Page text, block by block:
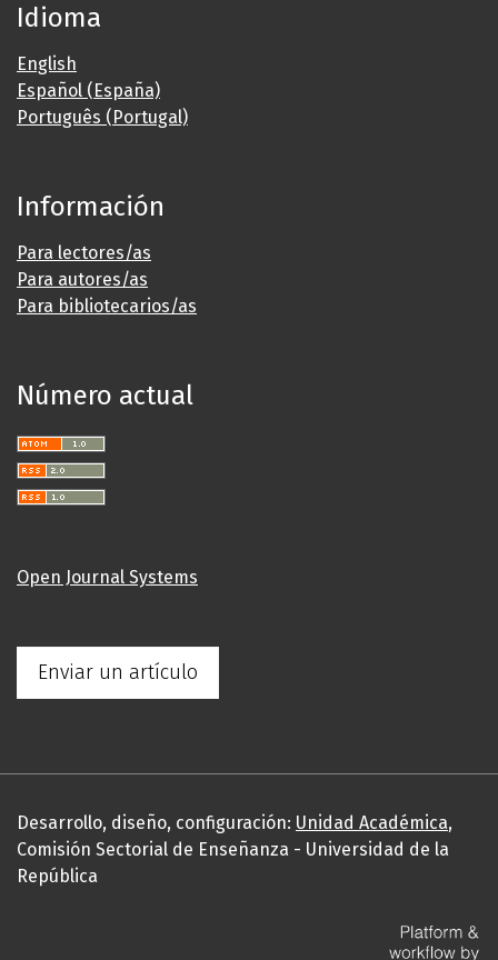
Idioma
English
Español (España)
Português (Portugal)
Información
Para lectores/as
Para autores/as
Para bibliotecarios/as
Número actual
Open Journal Systems
Enviar un artículo
Desarrollo, diseño, configuración: Unidad Académica,
Comisión Sectorial de Enseñanza - Universidad de la
República